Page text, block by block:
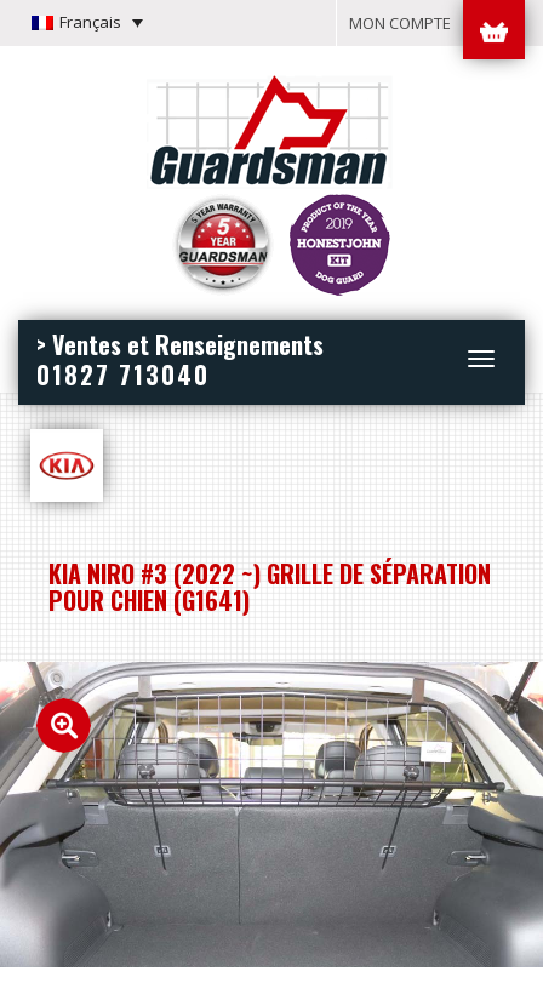
Français MON COMPTE
Toggle
> Ventes et Renseignements
01827 713040
KIA NIRO #3 (2022 ~) GRILLE DE SÉPARATION
POUR CHIEN (G1641)